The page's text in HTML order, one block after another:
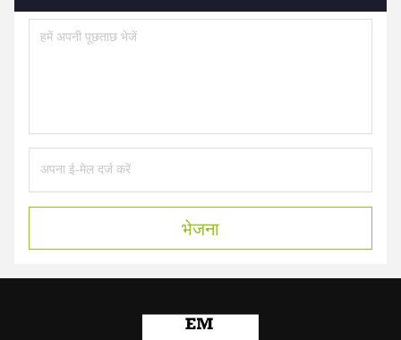
भेजना